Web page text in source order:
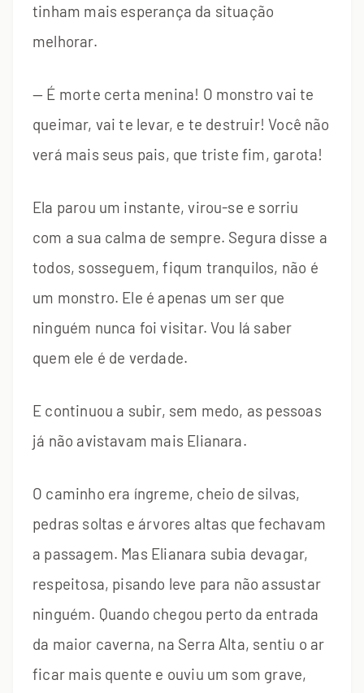
tinham mais esperança da situação
melhorar.
— É morte certa menina! O monstro vai te
queimar, vai te levar, e te destruir! Você não
verá mais seus pais, que triste fim, garota!
Ela parou um instante, virou-se e sorriu
com a sua calma de sempre. Segura disse a
todos, sosseguem, fiqum tranquilos, não é
um monstro. Ele é apenas um ser que
ninguém nunca foi visitar. Vou lá saber
quem ele é de verdade.
E continuou a subir, sem medo, as pessoas
já não avistavam mais Elianara.
O caminho era íngreme, cheio de silvas,
pedras soltas e árvores altas que fechavam
a passagem. Mas Elianara subia devagar,
respeitosa, pisando leve para não assustar
ninguém. Quando chegou perto da entrada
da maior caverna, na Serra Alta, sentiu o ar
ficar mais quente e ouviu um som grave,